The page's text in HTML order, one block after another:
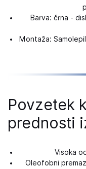
Barva: črna -
Montaža:
Povzetek
prednosti
Visoka
Oleofobni